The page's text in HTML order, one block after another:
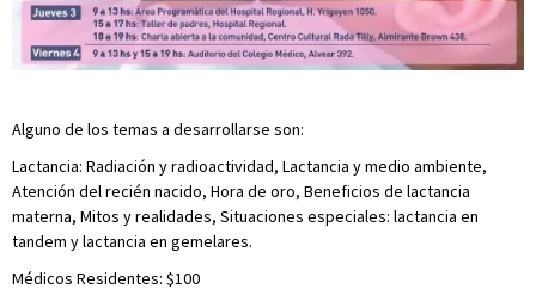
Alguno de los temas a desarrollarse son:
Lactancia: Radiación y radioactividad, Lactancia y medio ambiente,
Atención del recién nacido, Hora de oro, Beneficios de lactancia
materna, Mitos y realidades, Situaciones especiales: lactancia en
tandem y lactancia en gemelares.
Médicos Residentes: $100